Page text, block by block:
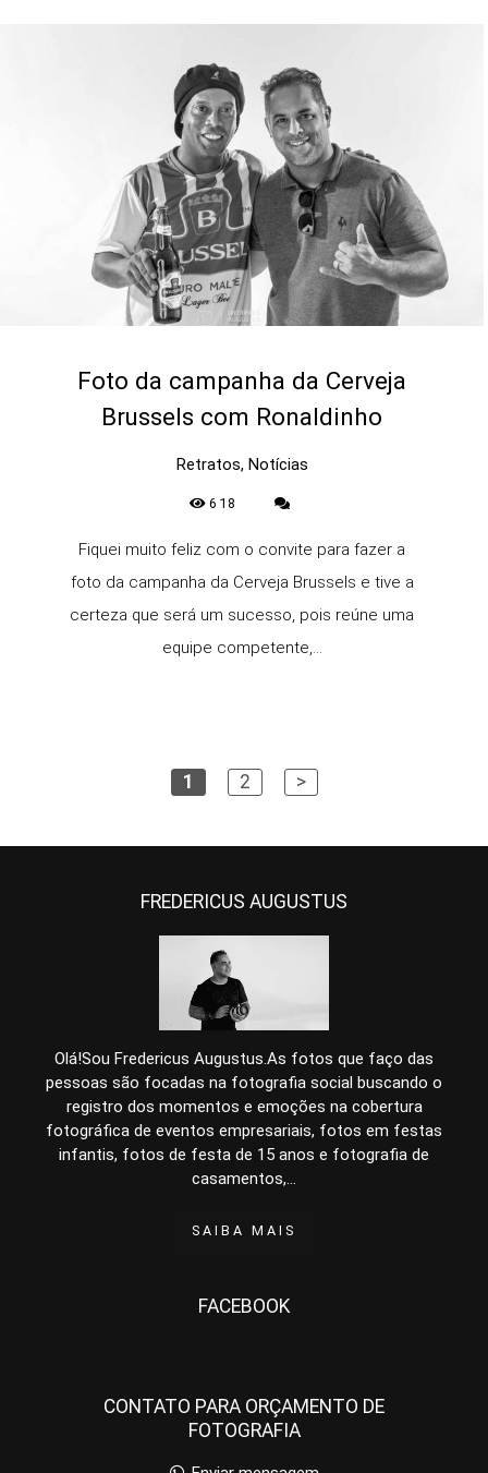
Foto da campanha da Cerveja
Brussels com Ronaldinho
Retratos, Notícias
618
Fiquei muito feliz com o convite para fazer a
foto da campanha da Cerveja Brussels e tive a
certeza que será um sucesso, pois reúne uma
equipe competente,...
1 2 >
FREDERICUS AUGUSTUS
Olá!Sou Fredericus Augustus.As fotos que faço das
pessoas são focadas na fotografia social buscando o
registro dos momentos e emoções na cobertura
fotográfica de eventos empresariais, fotos em festas
infantis, fotos de festa de 15 anos e fotografia de
casamentos,...
SAIBA MAIS
FACEBOOK
CONTATO PARA ORÇAMENTO DE
FOTOGRAFIA